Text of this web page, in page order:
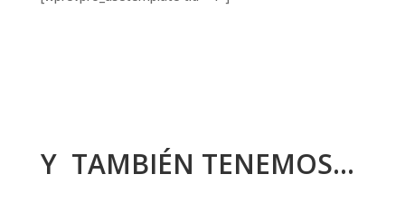
Y TAMBIÉN TENEMOS...